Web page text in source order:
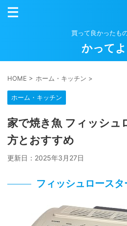
買って良かったも
かって
HOME > ホーム・キッチン >
ホーム・キッチン
家で焼き魚 フィッシュ
方とおすすめ
更新日： 2025年3月27日
フィッシュロースタ